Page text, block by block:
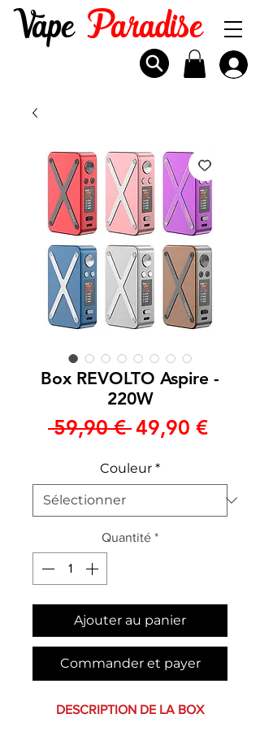
VapeParadise
Box REVOLTO Aspire -
220W
59,90 € Prix
49,90 €Prix
Couleur *
Quantité *
Ajouter au panier
Commander et payer
DESCRIPTION DE LA BOX